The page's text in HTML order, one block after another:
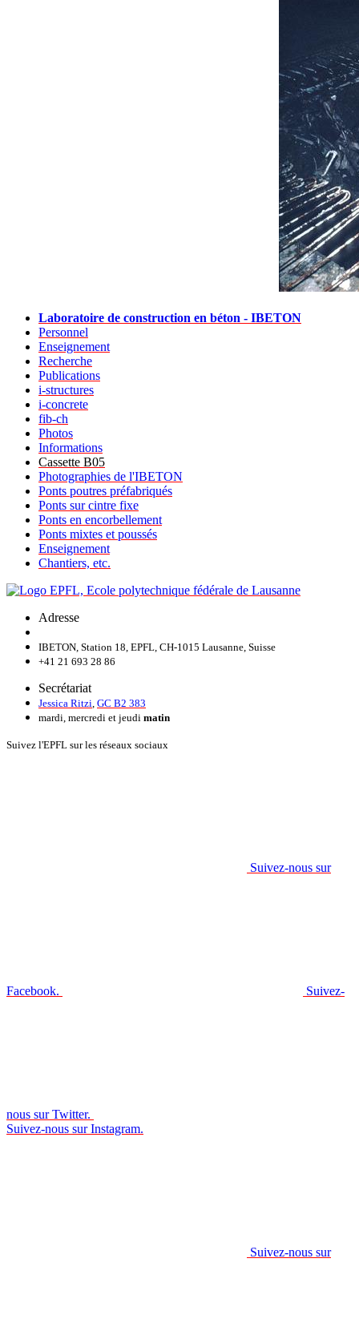
Laboratoire de construction en béton - IBETON
Personnel
Enseignement
Recherche
Publications
i-structures
i-concrete
fib-ch
Photos
Informations
Cassette B05
Photographies de l'IBETON
Ponts poutres préfabriqués
Ponts sur cintre fixe
Ponts en encorbellement
Ponts mixtes et poussés
Enseignement
Chantiers, etc.
Adresse
IBETON, Station 18, EPFL, CH-1015 Lausanne, Suisse
+41 21 693 28 86
Secrétariat
Jessica Ritzi GC B2 383
mardi, mercredi et jeudi matin
Suivez l'EPFL sur les réseaux sociaux
Suivez-nous sur
Facebook. Suivez-
nous sur Twitter.
Suivez-nous sur Instagram.
Suivez-nous sur